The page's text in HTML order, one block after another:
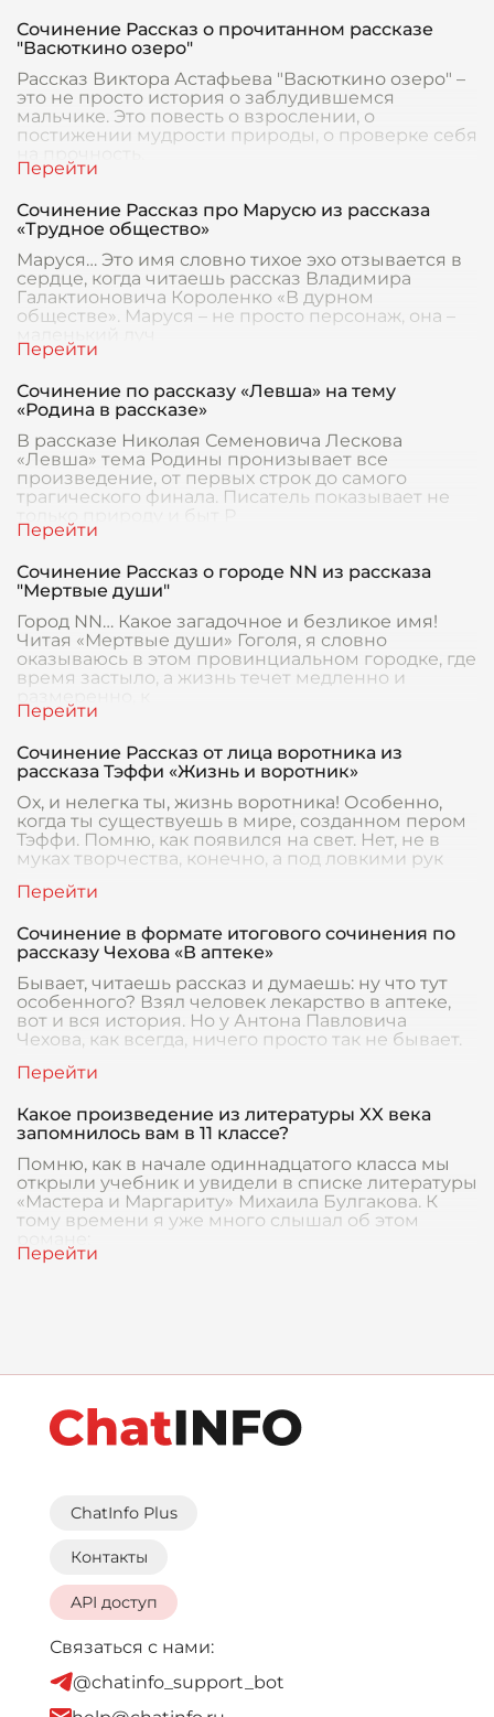
Сочинение Рассказ о прочитанном рассказе
"Васюткино озеро"
Рассказ Виктора Астафьева "Васюткино озеро" –
это не просто история о заблудившемся
мальчике. Это повесть о взрослении, о
постижении мудрости природы, о проверке себя
Сочинение Рассказ про Марусю из рассказа
«Трудное общество»
Маруся… Это имя словно тихое эхо отзывается в
сердце, когда читаешь рассказ Владимира
Галактионовича Короленко «В дурном
обществе». Маруся – не просто персонаж, она –
Сочинение по рассказу «Левша» на тему
«Родина в рассказе»
В рассказе Николая Семеновича Лескова
«Левша» тема Родины пронизывает все
произведение, от первых строк до самого
трагического финала. Писатель показывает не
только природу и быт Р
Сочинение Рассказ о городе NN из рассказа
"Мертвые души"
Город NN… Какое загадочное и безликое имя!
Читая «Мертвые души» Гоголя, я словно
оказываюсь в этом провинциальном городке, где
время застыло, а жизнь течет медленно и
Сочинение Рассказ от лица воротника из
рассказа Тэффи «Жизнь и воротник»
Ох, и нелегка ты, жизнь воротника! Особенно,
когда ты существуешь в мире, созданном пером
Тэффи. Помню, как появился на свет. Нет, не в
муках творчества, конечно, а под ловкими рук
Сочинение в формате итогового сочинения по
рассказу Чехова «В аптеке»
Бывает, читаешь рассказ и думаешь: ну что тут
особенного? Взял человек лекарство в аптеке,
вот и вся история. Но у Антона Павловича
Чехова, как всегда, ничего просто так не бывает.
Какое произведение из литературы XX века
запомнилось вам в 11 классе?
Помню, как в начале одиннадцатого класса мы
открыли учебник и увидели в списке литературы
«Мастера и Маргариту» Михаила Булгакова. К
тому времени я уже много слышал об этом
ChatInfo Plus
Контакты
API доступ
Связаться с нами:
@chatinfo_support_bot